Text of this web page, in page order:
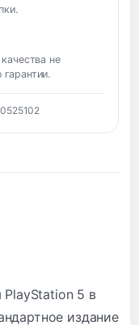
не
PlayStation 5 в
издание